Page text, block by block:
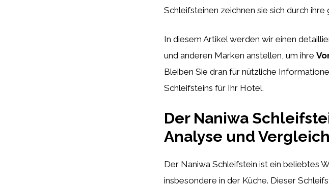
Schleifsteinen zeichnen sie sich durch
In diesem Artikel werden wir einen
und anderen Marken anstellen, um ihre
Bleiben Sie dran für nützliche
Schleifsteins für Ihr Hotel.
Der Naniwa
Analyse und
Der Naniwa Schleifstein ist ein beliebtes
insbesondere in der Küche. Dieser